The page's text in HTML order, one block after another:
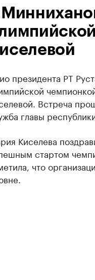
президента РТ
Встреча
главы
Киселева
стартом
что